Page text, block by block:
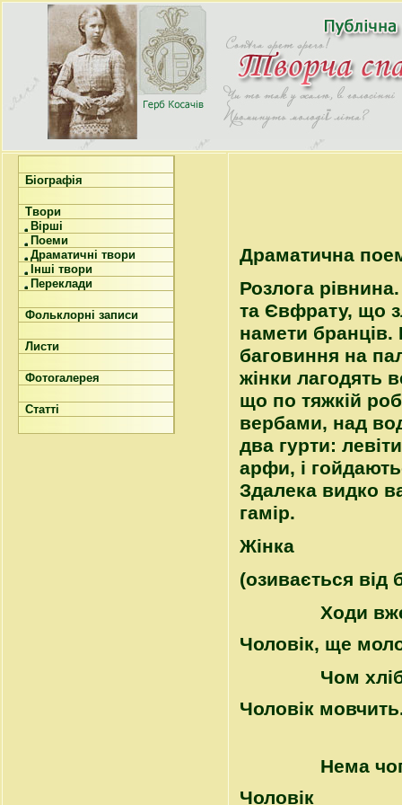
Біографія
Твори
Вірші
Поеми
Драматичні твори
Інші твори
Переклади
Фольклорні записи
Листи
Фотогалерея
Статті
Драматична
Розлога
та Євфрату, що
намети бранців.
баговиння на
жінки лагодять
що по тяжкій
вербами, над
два гурти:
арфи, і
Здалека видко
гамір.
Жінка
(озивається від
Ходи
Чоловік, ще
Чом
Чоловік
Нема
Чоловік